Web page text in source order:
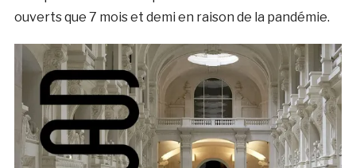
ouverts que 7 mois et demi en raison de la pandémie.